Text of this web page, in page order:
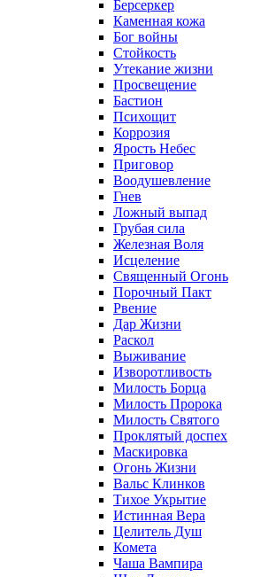
Берсеркер
Каменная кожа
Бог войны
Стойкость
Утекание жизни
Просвещение
Бастион
Психощит
Коррозия
Ярость Небес
Приговор
Воодушевление
Гнев
Ложный выпад
Грубая сила
Железная Воля
Исцеление
Священный Огонь
Порочный Пакт
Рвение
Дар Жизни
Раскол
Выживание
Изворотливость
Милость Борца
Милость Пророка
Милость Святого
Проклятый доспех
Маскировка
Огонь Жизни
Вальс Клинков
Тихое Укрытие
Истинная Вера
Целитель Душ
Комета
Чаша Вампира